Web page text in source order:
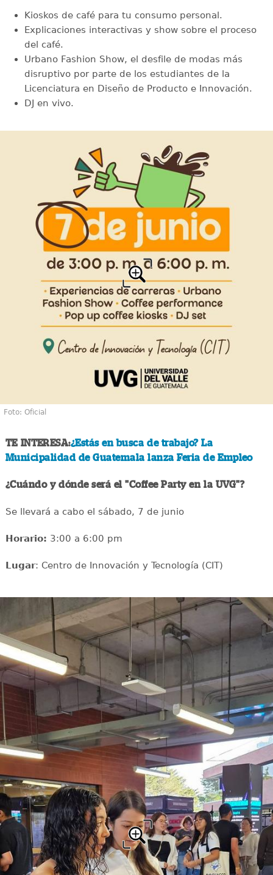
Kioskos de café para tu consumo personal.
Explicaciones interactivas y show sobre el proceso
del café.
Urbano Fashion Show, el desfile de modas más
disruptivo por parte de los estudiantes de la
Licenciatura en Diseño de Producto e Innovación.
DJ en vivo.
Foto: Oficial
TE INTERESA:¿Estás en busca de trabajo? La
Municipalidad de Guatemala lanza Feria de Empleo
¿Cuándo y dónde será el "Coffee Party en la UVG"?
Se llevará a cabo el sábado, 7 de junio
Horario: 3:00 a 6:00 pm
Lugar: Centro de Innovación y Tecnología (CIT)